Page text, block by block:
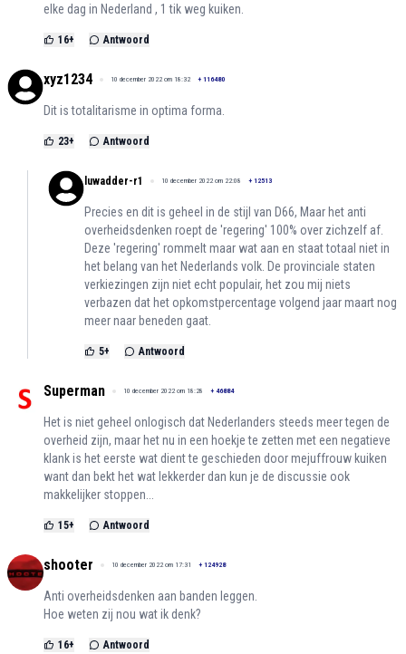
elke dag in Nederland , 1 tik weg kuiken.
16+ Antwoord
xyz1234 10 december 2022 om 18:32 + 116480
Dit is totalitarisme in optima forma.
23+ Antwoord
luwadder-r1 10 december 2022 om 22:08 + 12513
Precies en dit is geheel in de stijl van D66, Maar het anti
overheidsdenken roept de 'regering' 100% over zichzelf af.
Deze 'regering' rommelt maar wat aan en staat totaal niet in
het belang van het Nederlands volk. De provinciale staten
verkiezingen zijn niet echt populair, het zou mij niets
verbazen dat het opkomstpercentage volgend jaar maart nog
meer naar beneden gaat.
5+ Antwoord
Superman 10 december 2022 om 18:28 + 46884
Het is niet geheel onlogisch dat Nederlanders steeds meer tegen de
overheid zijn, maar het nu in een hoekje te zetten met een negatieve
klank is het eerste wat dient te geschieden door mejuffrouw kuiken
want dan bekt het wat lekkerder dan kun je de discussie ook
makkelijker stoppen...
15+ Antwoord
shooter 10 december 2022 om 17:31 + 124928
Anti overheidsdenken aan banden leggen.
Hoe weten zij nou wat ik denk?
16+ Antwoord